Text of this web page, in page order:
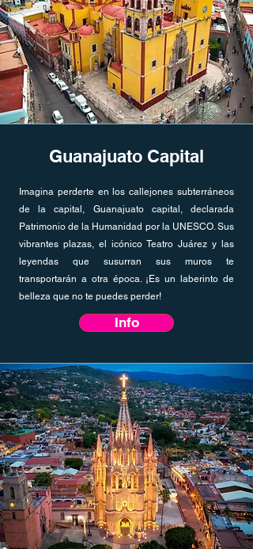
Guanajuato Capital
Imagina perderte en los callejones subterráneos
de la capital, Guanajuato capital, declarada
Patrimonio de la Humanidad por la UNESCO. Sus
vibrantes plazas, el icónico Teatro Juárez y las
leyendas que susurran sus muros te
transportarán a otra época. ¡Es un laberinto de
belleza que no te puedes perder!
Info